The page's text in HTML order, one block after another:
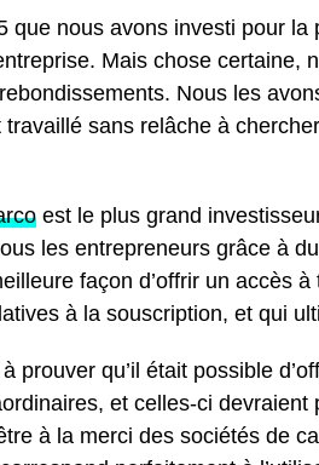
que nous avons investi pour la
Mais chose certaine,
Nous les
sans relâche à
est le plus grand
les entrepreneurs grâce à
façon d’offrir un accès
à la souscription, et qui
prouver qu’il était possible
et celles-ci
à la merci des sociétés de